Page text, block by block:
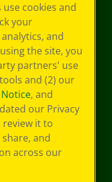
cookies and
your
and
the site, you
partners' use
and (2) our
, and
our Privacy
review it to
and
across our